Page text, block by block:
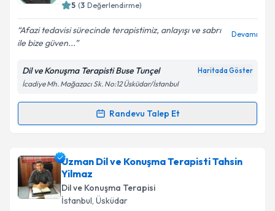
5 (3 Değerlendirme)
Afazi tedavisi sürecinde terapistimiz, anlayışı ve sabrı
ile bize güven...
Devamı
Dil ve Konuşma Terapisti Buse Tunçel Haritada Göster
İcadiye Mh. Mağazacı Sk. No:12 Üsküdar/İstanbul
Randevu Talep Et
Randevu Takvimi Talebi
Dil ve Konuşma Terapisti Buse Tunçeliçin randevu
takvimi talebi oluşturun. Size bu uzmandan randevu
almanız için bir takvim hazırlandığında e-posta ile
bilgilendireceğiz.
Uzman Dil ve Konuşma Terapisti Tahsin
Yilmaz
Dil ve Konuşma Terapisi
İstanbul, Üsküdar